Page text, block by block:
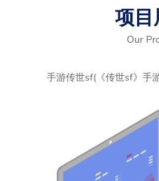
项目
Our
手游传世sf(《传世sf》手